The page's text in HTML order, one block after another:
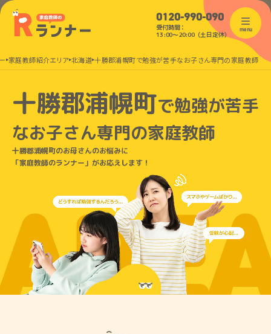
0120-990-090
受付時間：
13:00〜20:00（土日定休）
menu
家庭教師紹介エリア 北海道 十勝郡浦幌町で勉強が苦手なお子さん専門の家庭教師
十勝郡浦幌町で勉強が苦手
なお子さん専門の家庭教師
十勝郡浦幌町のお母さんのお悩みに
「家庭教師のランナー」がお応えします！